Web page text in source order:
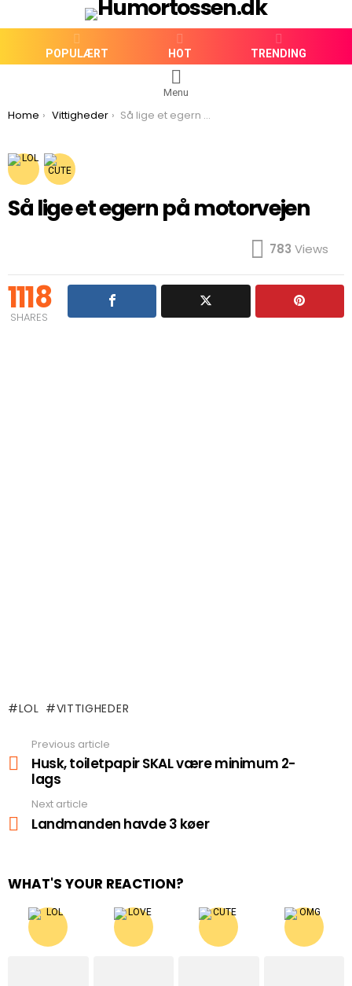
POPULÆRT HOT TRENDING
Menu
You are here:
Home Vittigheder Så lige et egern på motorvejen
Så lige et egern på motorvejen
783 Views
1118
SHARES
LOL VITTIGHEDER
more
Previous article
Husk, toiletpapir SKAL være minimum 2-
lags
Next article
Landmanden havde 3 køer
WHAT'S YOUR REACTION?